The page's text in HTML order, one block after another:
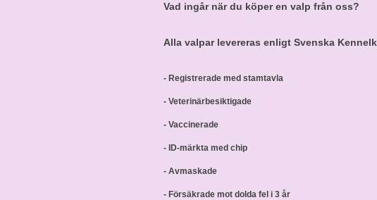
Vad ingår när du köper en valp från oss?
Alla valpar levereras enligt Svenska
- Registrerade med stamtavla
- Veterinärbesiktigade
- Vaccinerade
- ID-märkta med chip
- Avmaskade
- Försäkrade mot dolda fel i 3 år